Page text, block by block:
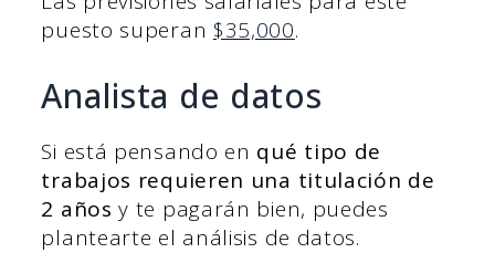
puesto superan $35,000.
Analista de datos
Si está pensando en qué tipo de
trabajos requieren una titulación de
2 años y te pagarán bien, puedes
plantearte el análisis de datos.